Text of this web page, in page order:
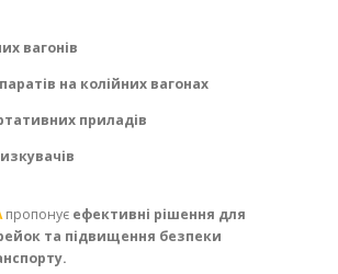
вагонів
на колійних вагонах
приладів
пропонує ефективні рішення для
та підвищення безпеки